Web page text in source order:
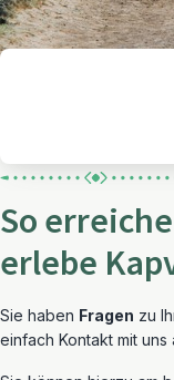
So
erlebe
Sie haben Fragen zu
einfach Kontakt mit uns